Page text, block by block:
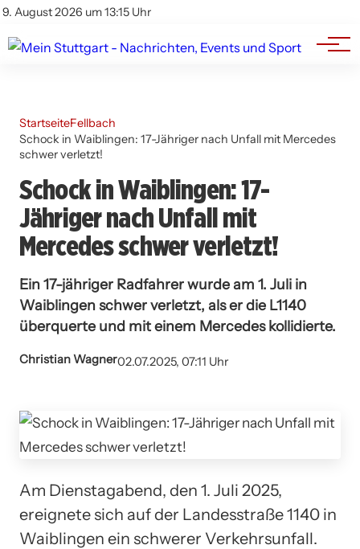
9. August 2026 um 13:15 Uhr
Impressum
Branchenbuch
Werbung
StartseiteFellbach
Schock in Waiblingen: 17-Jähriger nach Unfall mit Mercedes
schwer verletzt!
Schock in Waiblingen: 17-
Jähriger nach Unfall mit
Mercedes schwer verletzt!
Ein 17-jähriger Radfahrer wurde am 1. Juli in
Waiblingen schwer verletzt, als er die L1140
überquerte und mit einem Mercedes kollidierte.
Christian Wagner02.07.2025, 07:11 Uhr
Am Dienstagabend, den 1. Juli 2025,
ereignete sich auf der Landesstraße 1140 in
Waiblingen ein schwerer Verkehrsunfall.